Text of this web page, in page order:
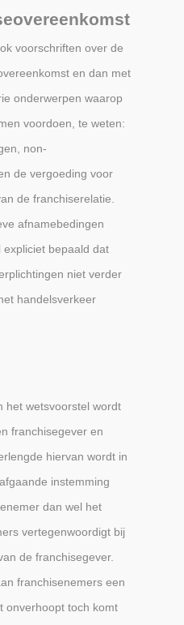
voorschriften over de
en dan met
onderwerpen waarop
voordoen, te weten:
non-
de vergoeding voor
de franchiserelatie.
afnamebedingen
bepaald dat
niet verder
handelsverkeer
het wetsvoorstel wordt
franchisegever en
hiervan wordt in
instemming
dan wel het
vertegenwoordigt bij
de franchisegever.
franchisenemers een
onverhoopt toch komt